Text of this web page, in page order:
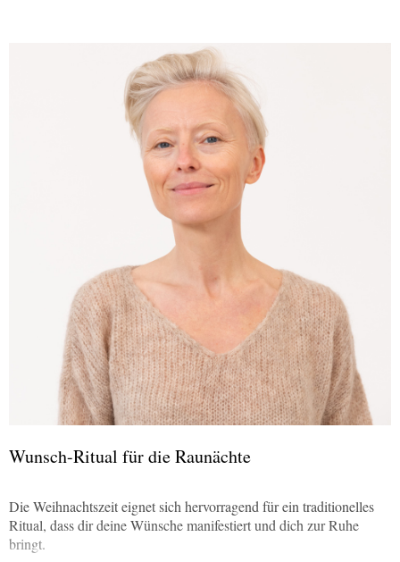
Wunsch-Ritual für die Raunächte
Die Weihnachtszeit eignet sich hervorragend für ein traditionelles
Ritual, dass dir deine Wünsche manifestiert und dich zur Ruhe
bringt.